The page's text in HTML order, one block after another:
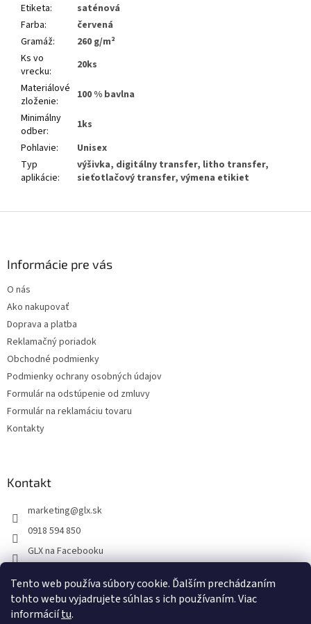
Tento web používa súbory cookie. Ďalším prechádzaním
tohto webu vyjadrujete súhlas s ich používaním. Viac
informáciítu.
Etiketa:
saténová
Farba:
červená
Gramáž:
260 g/m²
Ks vo
vrecku:
20ks
Materiálové
zloženie:
100 % bavlna
Minimálny
odber:
1ks
Pohlavie:
Unisex
Typ
aplikácie:
výšivka, digitálny transfer, litho transfer,
sieťotlačový transfer, výmena etikiet
Informácie pre vás
O nás
Ako nakupovať
Doprava a platba
Reklamačný poriadok
Obchodné podmienky
Podmienky ochrany osobných údajov
Formulár na odstúpenie od zmluvy
Formulár na reklamáciu tovaru
Kontakty
Kontakt
marketing@glx.sk
0918 594 850
GLX na Facebooku